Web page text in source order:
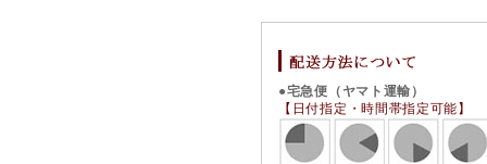
●宅急便（ヤマト運輸）
【日付指定・時間帯指定可能】